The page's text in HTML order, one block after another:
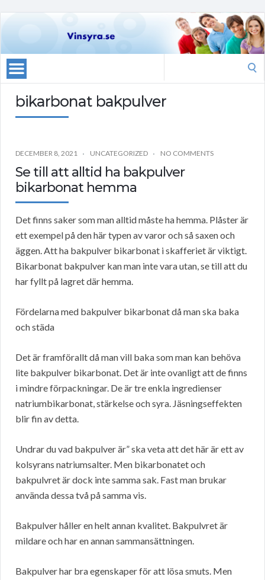
bikarbonat bakpulver
DECEMBER 8, 2021 UNCATEGORIZED NO COMMENTS
Se till att alltid ha bakpulver
bikarbonat hemma
Det finns saker som man alltid måste ha hemma. Plåster är
ett exempel på den här typen av varor och så saxen och
äggen. Att ha bakpulver bikarbonat i skafferiet är viktigt.
Bikarbonat bakpulver kan man inte vara utan, se till att du
har fyllt på lagret där hemma.
Fördelarna med bakpulver bikarbonat då man ska baka
och städa
Det är framförallt då man vill baka som man kan behöva
lite bakpulver bikarbonat. Det är inte ovanligt att de finns
i mindre förpackningar. De är tre enkla ingredienser
natriumbikarbonat, stärkelse och syra. Jäsningseffekten
blir fin av detta.
Undrar du vad bakpulver är” ska veta att det här är ett av
kolsyrans natriumsalter. Men bikarbonatet och
bakpulvret är dock inte samma sak. Fast man brukar
använda dessa två på samma vis.
Bakpulver håller en helt annan kvalitet. Bakpulvret är
mildare och har en annan sammansättningen.
Bakpulver har bra egenskaper för att lösa smuts. Men